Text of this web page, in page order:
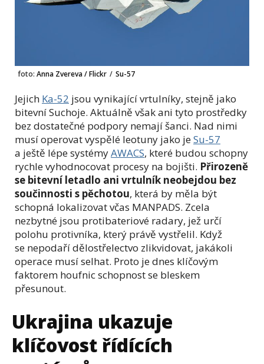
foto: Anna Zvereva / Flickr / Su-57
Jejich Ka-52 jsou vynikající vrtulníky, stejně jako
bitevní Suchoje. Aktuálně však ani tyto prostředky
bez dostatečné podpory nemají šanci. Nad nimi
musí operovat vyspělé leotuny jako jeSu-57
a ještě lépe systémyAWACS, které budou schopny
rychle vyhodnocovat procesy na bojišti. Přirozeně
se bitevní letadlo ani vrtulník neobejdou bez
součinnosti s pěchotou, která by měla být
schopná lokalizovat včas MANPADS. Zcela
nezbytné jsou protibateriové radary, jež určí
polohu protivníka, který právě vystřelil. Když
se nepodaří dělostřelectvo zlikvidovat, jakákoli
operace musí selhat. Proto je dnes klíčovým
faktorem houfnic schopnost se bleskem
přesunout.
Ukrajina ukazuje
klíčovost řídících